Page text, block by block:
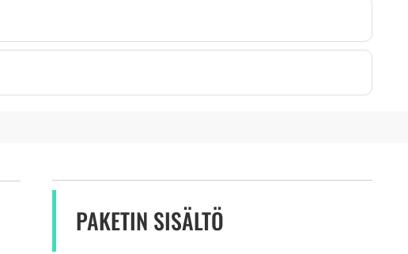
PAKETIN SISÄLTÖ